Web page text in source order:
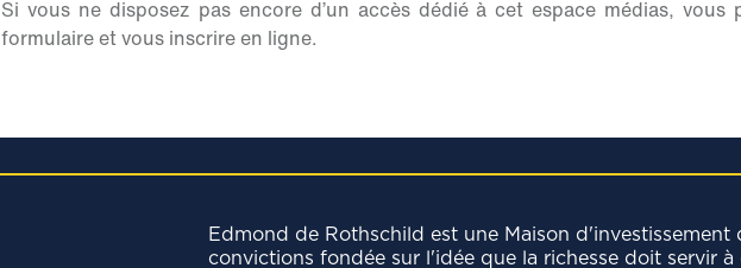
Si vous ne disposez pas encore d’un accès dédié à cet espace médias, vous
formulaire et vous inscrire en ligne.
Edmond de Rothschild est une Maison d'investissement
convictions fondée sur l'idée que la richesse doit servir à